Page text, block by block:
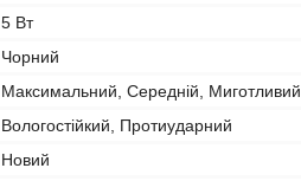
5 Вт
Чорний
Максимальний, Середній, Миготливий
Вологостійкий, Протиударний
Новий